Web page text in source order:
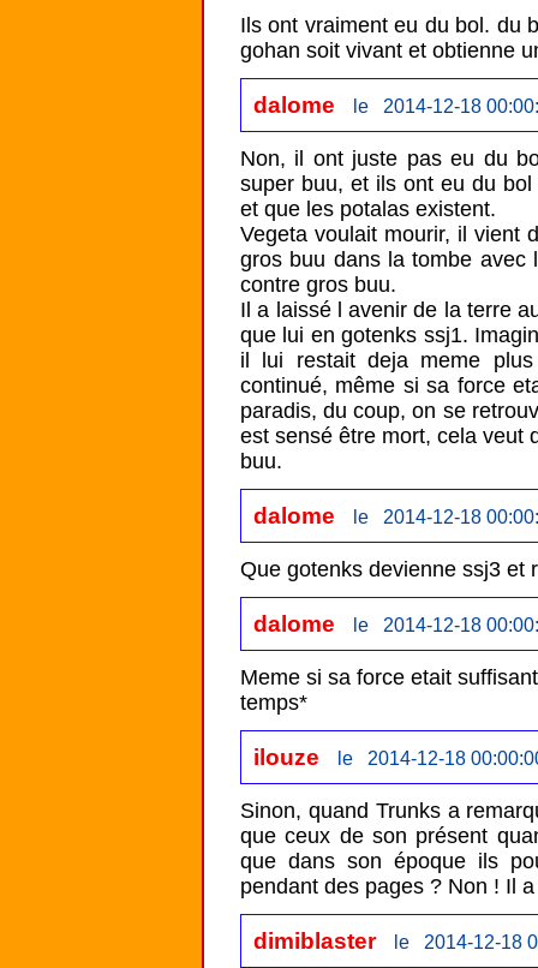
Ils ont vraiment eu du bol. du
gohan soit vivant et obtienne
dalome le 2014-12-18
Non, il ont juste pas eu du
super buu, et ils ont eu du
et que les potalas existent.
Vegeta voulait mourir, il vient
gros buu dans la tombe avec
contre gros buu.
Il a laissé l avenir de la terre
que lui en gotenks ssj1.
il lui restait deja meme
continué, même si sa force
paradis, du coup, on se
est sensé être mort, cela veut
buu.
dalome le 2014-12-18
Que gotenks devienne ssj3 et
dalome le 2014-12-18
Meme si sa force etait
temps*
ilouze le 2014-12-18
Sinon, quand Trunks a
que ceux de son présent
que dans son époque ils
pendant des pages ? Non ! Il
dimiblaster le 2014-12-18